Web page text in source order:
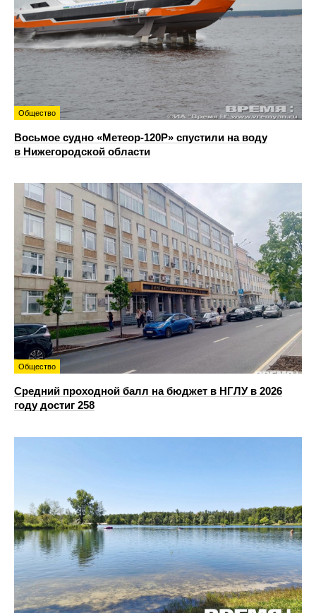
Общество
Восьмое судно «Метеор-120Р» спустили на воду
в Нижегородской области
Общество
Средний проходной балл на бюджет в НГЛУ в 2026
году достиг 258